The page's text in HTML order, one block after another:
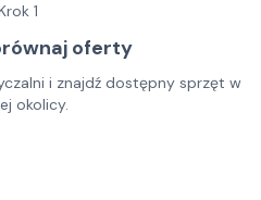
1
oferty
i znajdź dostępny sprzęt w
okolicy.